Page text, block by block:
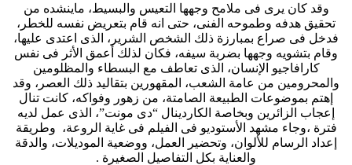
وقد كان يرى فى ملامح وجهها التعيس والبسيط، ماينشده من
تحقيق هدفه وطموحه الفنى، حتى انه قام بتعريض نفسه للخطر،
فدخل فى صراع بمبارزة ذلك الشخص الشرير، الذى اعتدى عليها،
وقام بتشويه وجهها بضربة سيفه، فكان لذلك أعمق الأثر فى نفس
كارافاجيو الإنسان، الذى تعاطف مع البسطاء والمظلومين
والمحرومين من عامة الشعب، المقهورين بتقاليد ذلك العصر، وقد
إهتم بموضوعات الطبيعة الصامتة، من زهور وفواكه، كانت تنال
إعجاب الزائرين وبخاصة الكاردينال “دى مونت”، الذى عمل لديه
فترة ،وجاء مشهد الأستوديو فى الفيلم فى غاية الروعة، وطريقة
إعداد الرسام للألوان، وتحضير العمل، ووضعية الموديلات، والدقة
والعناية بكل التفاصيل الصغيرة .